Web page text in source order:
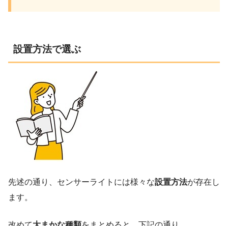
設置方法で選ぶ
先述の通り、センサーライトには様々な設置方法が存在し
ます。